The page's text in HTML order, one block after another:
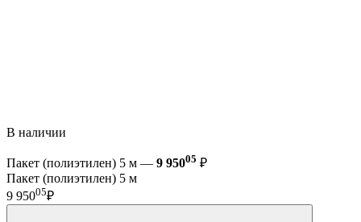
В наличии
Пакет (полиэтилен) 5 м — 9 95005 ₽
Пакет (полиэтилен) 5 м
9 95005₽